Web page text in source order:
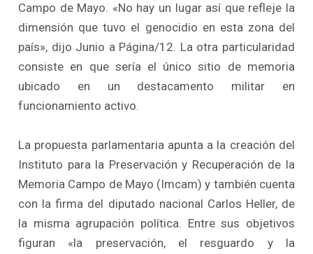
Campo de Mayo. «No hay un lugar así que refleje la
dimensión que tuvo el genocidio en esta zona del
país», dijo Junio a Página/12. La otra particularidad
consiste en que sería el único sitio de memoria
ubicado en un destacamento militar en
funcionamiento activo.
La propuesta parlamentaria apunta a la creación del
Instituto para la Preservación y Recuperación de la
Memoria Campo de Mayo (Imcam) y también cuenta
con la firma del diputado nacional Carlos Heller, de
la misma agrupación política. Entre sus objetivos
figuran «la preservación, el resguardo y la